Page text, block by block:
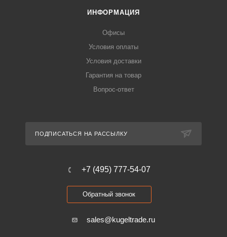
ИНФОРМАЦИЯ
Офисы
Условия оплаты
Условия доставки
Гарантия на товар
Вопрос-ответ
ПОДПИСАТЬСЯ НА РАССЫЛКУ
+7 (495) 777-54-07
Обратный звонок
sales@kugeltrade.ru